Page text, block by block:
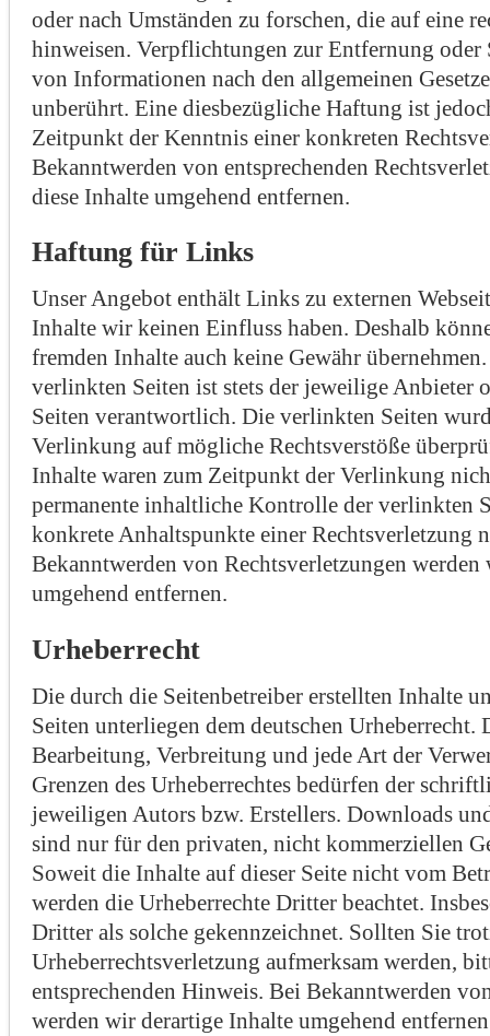
oder nach Umständen zu forschen, die auf eine
hinweisen. Verpflichtungen zur Entfernung oder
von Informationen nach den allgemeinen
unberührt. Eine diesbezügliche Haftung ist
Zeitpunkt der Kenntnis einer konkreten
Bekanntwerden von entsprechenden
diese Inhalte umgehend entfernen.
Haftung für Links
Unser Angebot enthält Links zu externen
Inhalte wir keinen Einfluss haben. Deshalb
fremden Inhalte auch keine Gewähr
verlinkten Seiten ist stets der jeweilige Anbieter
Seiten verantwortlich. Die verlinkten Seiten
Verlinkung auf mögliche Rechtsverstöße
Inhalte waren zum Zeitpunkt der Verlinkung
permanente inhaltliche Kontrolle der verlinkten
konkrete Anhaltspunkte einer Rechtsverletzung
Bekanntwerden von Rechtsverletzungen
umgehend entfernen.
Urheberrecht
Die durch die Seitenbetreiber erstellten Inhalte
Seiten unterliegen dem deutschen
Bearbeitung, Verbreitung und jede Art der
Grenzen des Urheberrechtes bedürfen der
jeweiligen Autors bzw. Erstellers. Downloads
sind nur für den privaten, nicht kommerziellen
Soweit die Inhalte auf dieser Seite nicht vom
werden die Urheberrechte Dritter beachtet.
Dritter als solche gekennzeichnet. Sollten Sie
Urheberrechtsverletzung aufmerksam werden,
entsprechenden Hinweis. Bei Bekanntwerden
werden wir derartige Inhalte umgehend